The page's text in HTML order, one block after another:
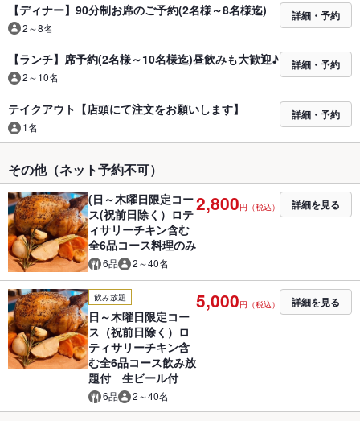
【ディナー】90分制お席のご予約(2名様～8名様迄)
2～8名
詳細・予約
【ランチ】席予約(2名様～10名様迄)昼飲みも大歓迎♪
2～10名
詳細・予約
テイクアウト【店頭にて注文をお願いします】
1名
詳細・予約
その他（ネット予約不可）
(日～木曜日限定コー
ス(祝前日除く）ロテ
ィサリーチキン含む
全6品コース料理のみ
6品 2～40名
2,800円（税込） 詳細を見る
飲み放題
日～木曜日限定コー
ス（祝前日除く）ロ
ティサリーチキン含
む全6品コース飲み放
題付 生ビール付
6品 2～40名
5,000円（税込） 詳細を見る